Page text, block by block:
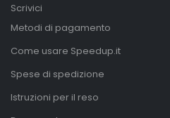
Scrivici
Metodi di pagamento
Come usare Speedup.it
Spese di spedizione
Istruzioni per il reso